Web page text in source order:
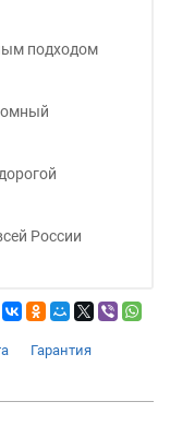
подходом
России
Гарантия